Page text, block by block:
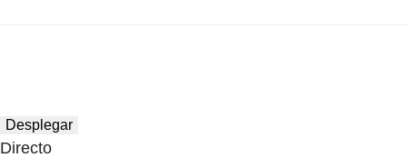
Desplegar
Directo